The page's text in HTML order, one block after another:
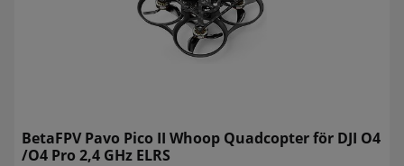
BetaFPV Pavo Pico II Whoop Quadcopter för DJI O4
/O4 Pro 2,4 GHz ELRS